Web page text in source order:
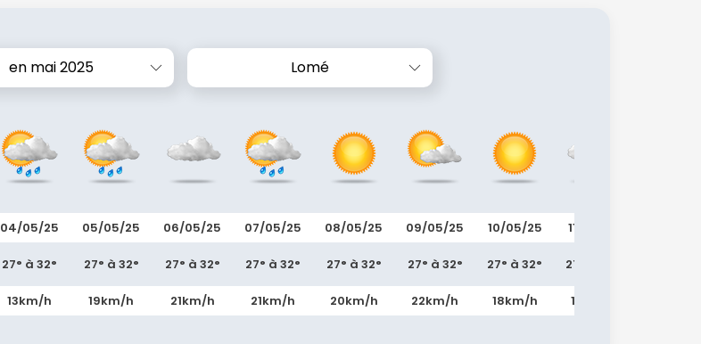
en mai 2025 Lomé
04/05/25
27° à 32°
13km/h
05/05/25
27° à 32°
19km/h
06/05/25
27° à 32°
21km/h
07/05/25
27° à 32°
21km/h
08/05/25
27° à 32°
20km/h
09/05/25
27° à 32°
22km/h
10/05/25
27° à 32°
18km/h
11/05/25
27° à 32°
19km/h